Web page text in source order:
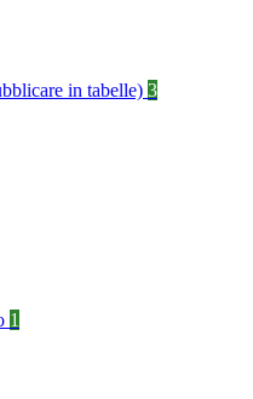
in tabelle) 3
1